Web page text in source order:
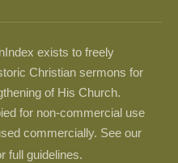
exists to freely
Christian sermons for
of His Church.
for non-commercial use
commercially. See our
full guidelines.